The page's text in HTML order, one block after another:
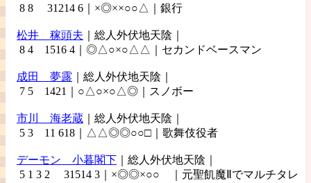
8 8 31214 6｜×◎××○○△｜銀行
松井 稼頭夫 ｜総人外伏地天陰｜
8 4 1516 4｜◎△○×○△△｜セカンドベースマン
成田 夢露 ｜総人外伏地天陰｜
7 5 1421｜○△○×○△◎｜スノボー
市川 海老蔵 ｜総人外伏地天陰｜
5 3 11 618｜△△◎◎○○□｜歌舞伎役者
デーモン 小暮閣下 ｜総人外伏地天陰｜
5 1 3 2 31514 3｜×◎◎×○○ ｜元聖飢魔Ⅱでマルチタレ